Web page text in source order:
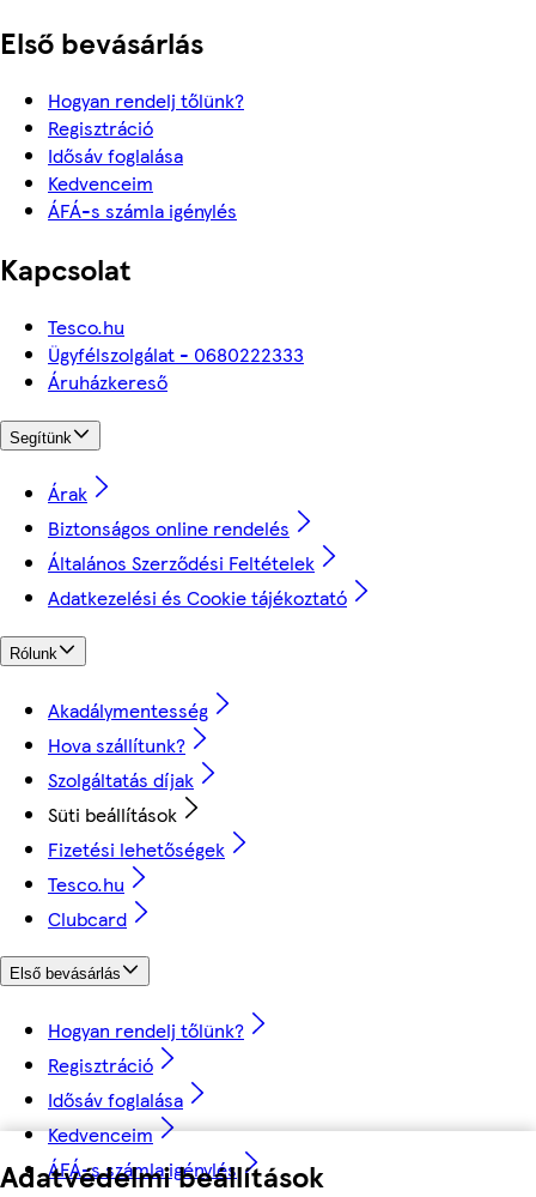
Adatvédelmi beállítások
Első bevásárlás
Hogyan rendelj tőlünk?
Regisztráció
Idősáv foglalása
Kedvenceim
ÁFÁ-s számla igénylés
Kapcsolat
Tesco.hu
Ügyfélszolgálat - 0680222333
Áruházkereső
Segítünk
Árak
Biztonságos online rendelés
Általános Szerződési Feltételek
Adatkezelési és Cookie tájékoztató
Rólunk
Akadálymentesség
Hova szállítunk?
Szolgáltatás díjak
Süti beállítások
Fizetési lehetőségek
Tesco.hu
Clubcard
Első bevásárlás
Hogyan rendelj tőlünk?
Regisztráció
Idősáv foglalása
Kedvenceim
ÁFÁ-s számla igénylés